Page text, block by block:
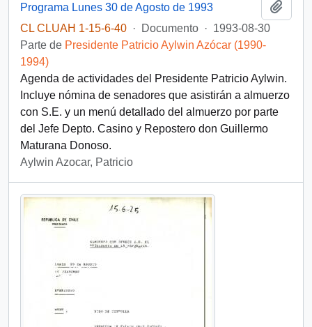
Programa Lunes 30 de Agosto de 1993
CL CLUAH 1-15-6-40 · Documento · 1993-08-30
Parte de Presidente Patricio Aylwin Azócar (1990-
1994)
Agenda de actividades del Presidente Patricio Aylwin.
Incluye nómina de senadores que asistirán a almuerzo
con S.E. y un menú detallado del almuerzo por parte
del Jefe Depto. Casino y Repostero don Guillermo
Maturana Donoso.
Aylwin Azocar, Patricio